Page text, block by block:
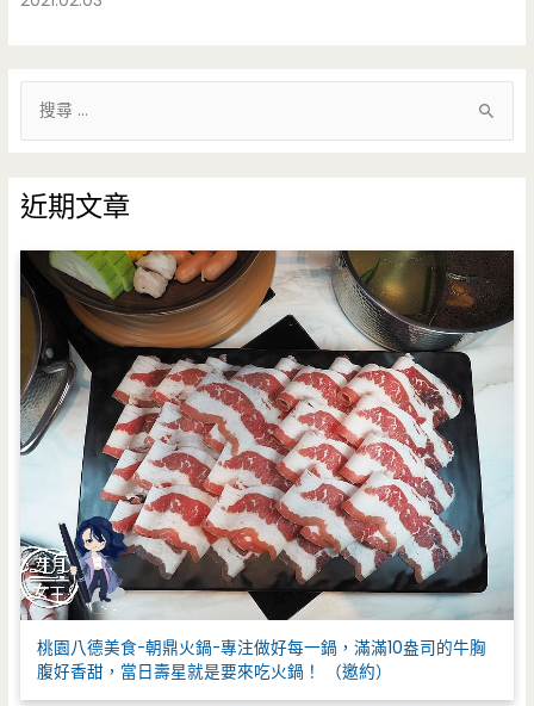
鍵
字
:
近期文章
桃園八德美食-朝鼎火鍋-專注做好每一鍋，滿滿10盎司的牛胸
腹好香甜，當日壽星就是要來吃火鍋！ （邀約）